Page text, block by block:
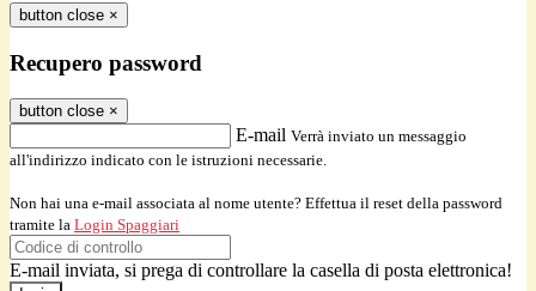
button close ×
Recupero password
button close ×
E-mail Verrà inviato un messaggio
all'indirizzo indicato con le istruzioni necessarie.
Non hai una e-mail associata al nome utente? Effettua il reset della password
tramite la Login Spaggiari
E-mail inviata, si prega di controllare la casella di posta elettronica!